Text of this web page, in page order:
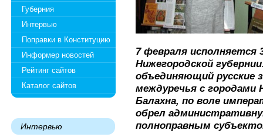
Губерния
Интервью
Поправки в Конституцию
Информер новостей
Рейтинг сайтов
Каталог сайтов
Интервью
7 февраля исполняется
Нижегородской
объединяющий русские
междуречья с городами
Балахна, по воле
обрел
полноправным